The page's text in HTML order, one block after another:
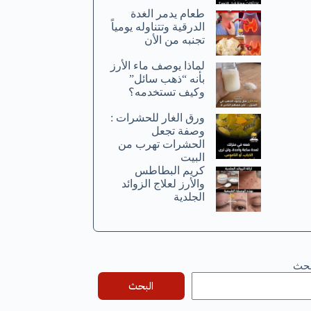
طعام يدمر الغدة
الدرقية وتتناوله يومياً
تجنبه من الأن
لماذا يوصف ماء الأرز
بأنه “ذهب سائل”
وكيف تستخدمه؟
ورق الغار للحشرات :
وصفة تجعل
الحشرات تهرب من
البيت
كريم البطاطس
والأرز لعلاج الزوائد
الجلدية
البحث